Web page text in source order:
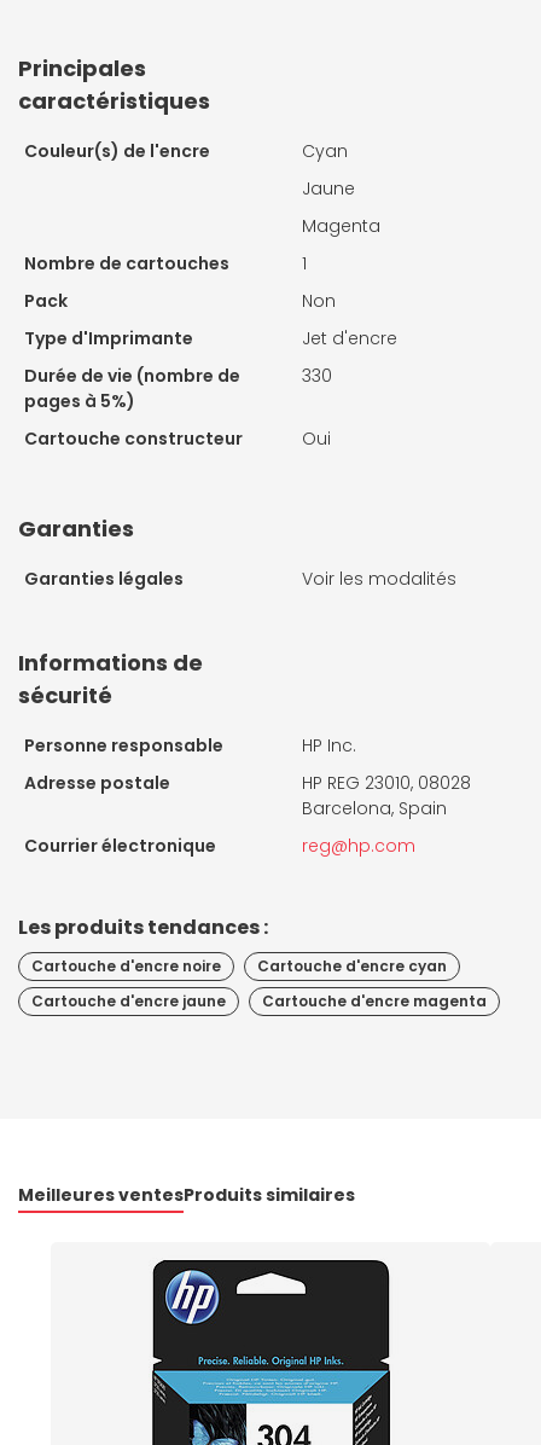
Principales
caractéristiques
Couleur(s) de l'encre
Cyan
Jaune
Magenta
Nombre de cartouches
1
Pack
Non
Type d'Imprimante
Jet d'encre
Durée de vie (nombre de
pages à 5%)
330
Cartouche constructeur Oui
Garanties
Garanties légales Voir les modalités
Informations de
sécurité
Personne responsable
HP Inc.
Adresse postale
HP REG 23010, 08028
Barcelona, Spain
Courrier électronique
reg@hp.com
Les produits tendances :
Cartouche d'encre noire
Cartouche d'encre cyan
Cartouche d'encre jaune
Cartouche d'encre magenta
Meilleures ventesProduits similaires